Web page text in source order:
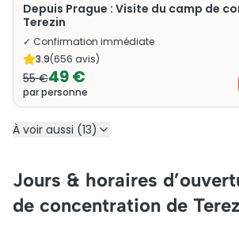
Depuis Prague : Visite du camp de
Terezin
✓ Confirmation immédiate
3.9(656 avis)
55 €49 €
par personne
À voir aussi (13)
Jours & horaires
de concentration de